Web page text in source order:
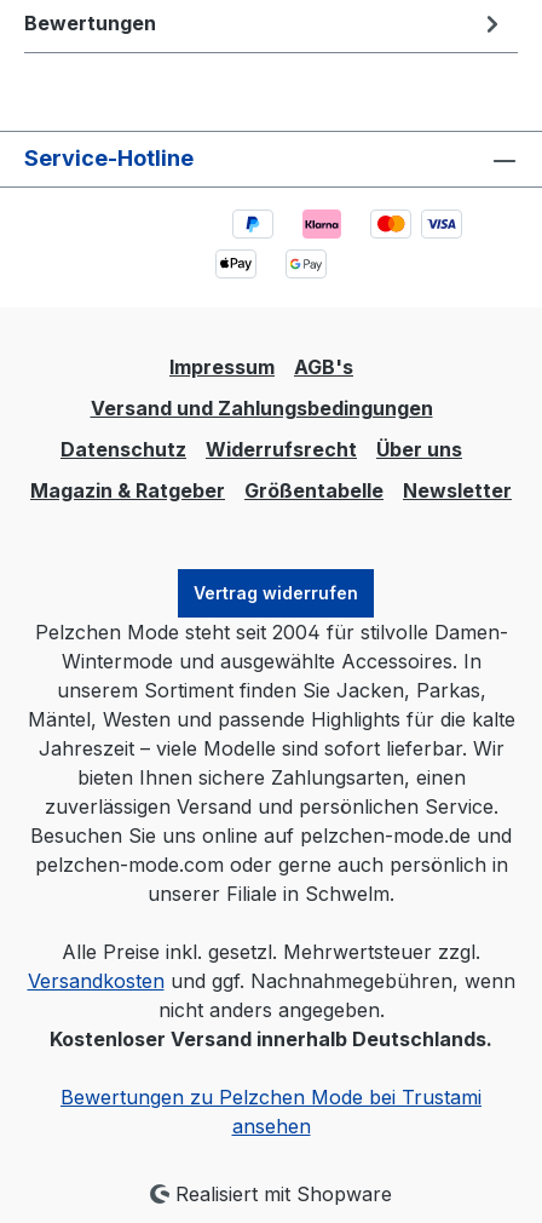
Bewertungen
Service-Hotline
Impressum
AGB's
Versand und Zahlungsbedingungen
Datenschutz
Widerrufsrecht
Über uns
Magazin & Ratgeber
Größentabelle Newsletter
Vertrag widerrufen
Pelzchen Mode steht seit 2004 für stilvolle Damen-
Wintermode und ausgewählte Accessoires. In
unserem Sortiment finden Sie Jacken, Parkas,
Mäntel, Westen und passende Highlights für die kalte
Jahreszeit – viele Modelle sind sofort lieferbar. Wir
bieten Ihnen sichere Zahlungsarten, einen
zuverlässigen Versand und persönlichen Service.
Besuchen Sie uns online auf pelzchen-mode.de und
pelzchen-mode.com oder gerne auch persönlich in
unserer Filiale in Schwelm.
Alle Preise inkl. gesetzl. Mehrwertsteuer zzgl.
Versandkostenund ggf. Nachnahmegebühren, wenn
nicht anders angegeben.
Kostenloser Versand innerhalb Deutschlands.
Bewertungen zu Pelzchen Mode bei Trustami
ansehen
Realisiert mit Shopware